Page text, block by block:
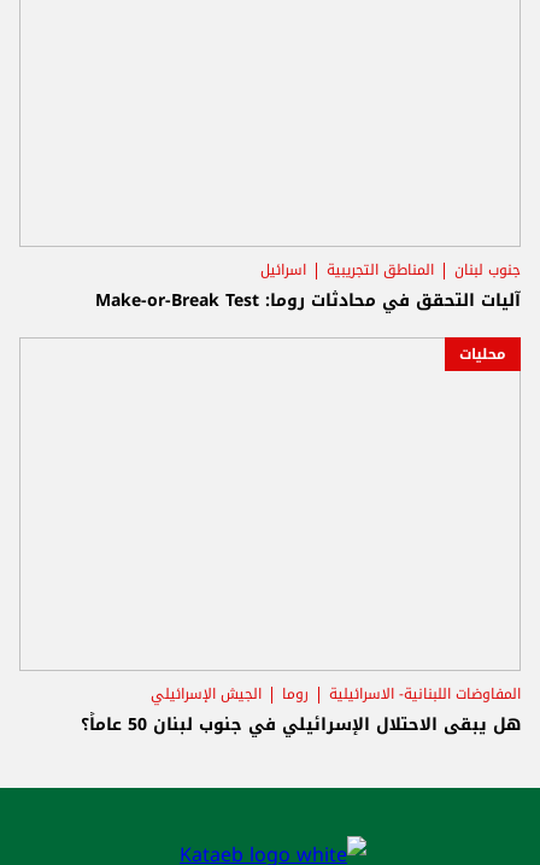
جنوب لبنان المناطق التجريبية اسرائيل
آليات التحقق في محادثات روما: Make-or-Break Test
محليات
المفاوضات اللبنانية- الاسرائيلية روما الجيش الإسرائيلي
هل يبقى الاحتلال الإسرائيلي في جنوب لبنان 50 عاماً؟